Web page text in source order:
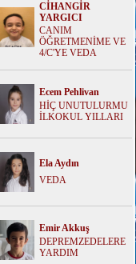
CİHANGİR
YARGICI
CANIM
ÖĞRETMENİME VE
4/C'YE VEDA
Ecem Pehlivan
HİÇ UNUTULURMU
İLKOKUL YILLARI
Ela Aydın
VEDA
Emir Akkuş
DEPREMZEDELERE
YARDIM